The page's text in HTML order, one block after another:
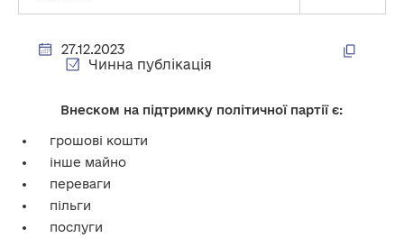
27.12.2023
Чинна публікація
Внеском на підтримку політичної партії є:
грошові кошти
інше майно
переваги
пільги
послуги